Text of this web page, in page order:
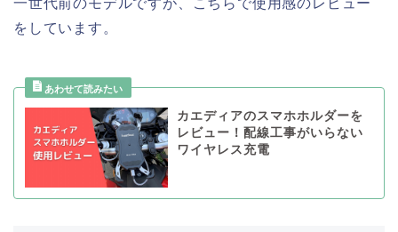
をしています。
カエディアのスマホホルダーを
レビュー！配線工事がいらない
ワイヤレス充電